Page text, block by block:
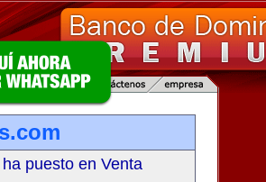
puesto en Venta